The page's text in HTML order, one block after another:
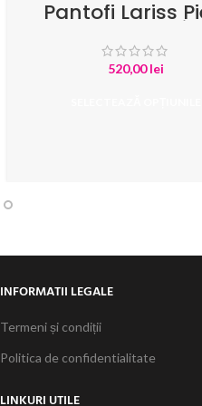
Pantofi Lariss
Naturala
Sarpe Bej
520,00lei
INFORMATII LEGALE
Termeni și condiții
Politica de confidentialitate
LINKURI UTILE